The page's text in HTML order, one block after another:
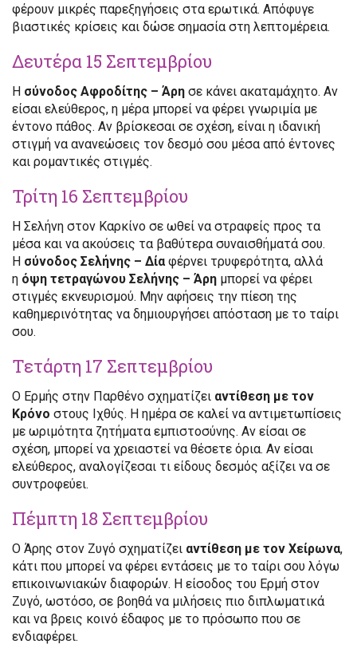
φέρουν μικρές παρεξηγήσεις στα ερωτικά. Απόφυγε
βιαστικές κρίσεις και δώσε σημασία στη λεπτομέρεια.
Δευτέρα 15 Σεπτεμβρίου
Η σύνοδος Αφροδίτης – Άρη σε κάνει ακαταμάχητο. Αν
είσαι ελεύθερος, η μέρα μπορεί να φέρει γνωριμία με
έντονο πάθος. Αν βρίσκεσαι σε σχέση, είναι η ιδανική
στιγμή να ανανεώσεις τον δεσμό σου μέσα από έντονες
και ρομαντικές στιγμές.
Τρίτη 16 Σεπτεμβρίου
Η Σελήνη στον Καρκίνο σε ωθεί να στραφείς προς τα
μέσα και να ακούσεις τα βαθύτερα συναισθήματά σου.
Η σύνοδος Σελήνης – Δίαφέρνει τρυφερότητα, αλλά
η όψη τετραγώνου Σελήνης – Άρη μπορεί να φέρει
στιγμές εκνευρισμού. Μην αφήσεις την πίεση της
καθημερινότητας να δημιουργήσει απόσταση με το ταίρι
σου.
Τετάρτη 17 Σεπτεμβρίου
Ο Ερμής στην Παρθένο σχηματίζει αντίθεση με τον
Κρόνο στους Ιχθύς. Η ημέρα σε καλεί να αντιμετωπίσεις
με ωριμότητα ζητήματα εμπιστοσύνης. Αν είσαι σε
σχέση, μπορεί να χρειαστεί να θέσετε όρια. Αν είσαι
ελεύθερος, αναλογίζεσαι τι είδους δεσμός αξίζει να σε
συντροφεύει.
Πέμπτη 18 Σεπτεμβρίου
Ο Άρης στον Ζυγό σχηματίζει αντίθεση με τον Χείρωνα,
κάτι που μπορεί να φέρει εντάσεις με το ταίρι σου λόγω
επικοινωνιακών διαφορών. Η είσοδος του Ερμή στον
Ζυγό, ωστόσο, σε βοηθά να μιλήσεις πιο διπλωματικά
και να βρεις κοινό έδαφος με το πρόσωπο που σε
ενδιαφέρει.